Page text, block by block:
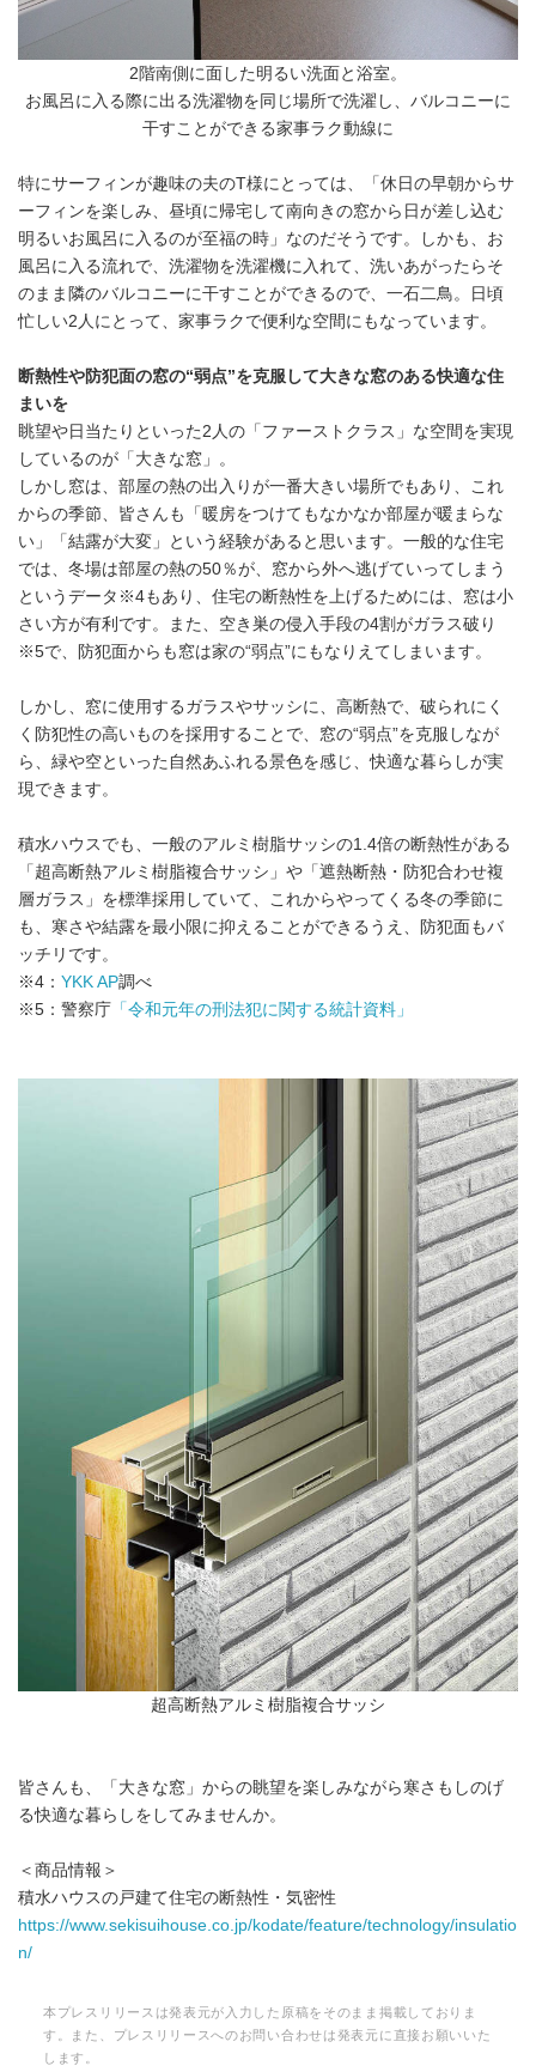
2階南側に面した明るい洗面と浴室。
お風呂に入る際に出る洗濯物を同じ場所で洗濯し、バルコニーに
干すことができる家事ラク動線に
特にサーフィンが趣味の夫のT様にとっては、「休日の早朝からサ
ーフィンを楽しみ、昼頃に帰宅して南向きの窓から日が差し込む
明るいお風呂に入るのが至福の時」なのだそうです。しかも、お
風呂に入る流れで、洗濯物を洗濯機に入れて、洗いあがったらそ
のまま隣のバルコニーに干すことができるので、一石二鳥。日頃
忙しい2人にとって、家事ラクで便利な空間にもなっています。
断熱性や防犯面の窓の“弱点”を克服して大きな窓のある快適な住
まいを
眺望や日当たりといった2人の「ファーストクラス」な空間を実現
しているのが「大きな窓」。
しかし窓は、部屋の熱の出入りが一番大きい場所でもあり、これ
からの季節、皆さんも「暖房をつけてもなかなか部屋が暖まらな
い」「結露が大変」という経験があると思います。一般的な住宅
では、冬場は部屋の熱の50％が、窓から外へ逃げていってしまう
というデータ※4もあり、住宅の断熱性を上げるためには、窓は小
さい方が有利です。また、空き巣の侵入手段の4割がガラス破り
※5で、防犯面からも窓は家の“弱点”にもなりえてしまいます。
しかし、窓に使用するガラスやサッシに、高断熱で、破られにく
く防犯性の高いものを採用することで、窓の“弱点”を克服しなが
ら、緑や空といった自然あふれる景色を感じ、快適な暮らしが実
現できます。
積水ハウスでも、一般のアルミ樹脂サッシの1.4倍の断熱性がある
「超高断熱アルミ樹脂複合サッシ」や「遮熱断熱・防犯合わせ複
層ガラス」を標準採用していて、これからやってくる冬の季節に
も、寒さや結露を最小限に抑えることができるうえ、防犯面もバ
ッチリです。
※4： YKK AP調べ
※5：警察庁 「令和元年の刑法犯に関する統計資料」
超高断熱アルミ樹脂複合サッシ
皆さんも、「大きな窓」からの眺望を楽しみながら寒さもしのげ
る快適な暮らしをしてみませんか。
＜商品情報＞
積水ハウスの戸建て住宅の断熱性・気密性
https://www.sekisuihouse.co.jp/kodate/feature/technology/insulatio
n/
本プレスリリースは発表元が入力した原稿をそのまま掲載しておりま
す。また、プレスリリースへのお問い合わせは発表元に直接お願いいた
します。